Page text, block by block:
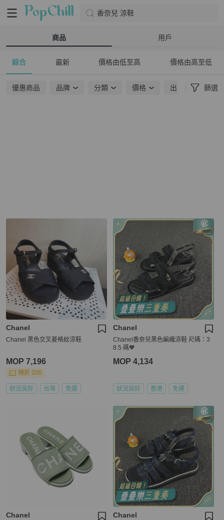
香奈兒 涼鞋
商品 用戶
綜合 最新 價格由低至高 價格由高至低
優惠商品 品牌 分類 價格 出貨地點 篩選
Chanel
Chanel 黑色交叉菱格紋涼鞋
MOP 7,196
現折 200
狀況良好 台灣 免運
Chanel
Chanel香奈兒黑色編織涼鞋 尺碼：3
8.5 碼🧡
MOP 4,134
狀況良好 香港 免運
Chanel Chanel